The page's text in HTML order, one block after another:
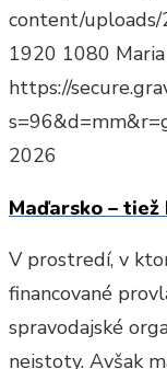
content/
1920 1080
https://
2026
Maďarsko –
V prostredí, v
financované
spravodajské
neistoty. Avšak